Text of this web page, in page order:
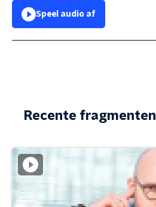
Speel audio af
Recente fragmenten